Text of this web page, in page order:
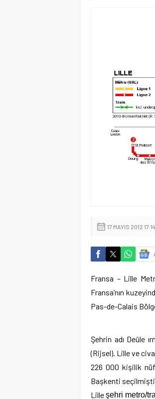
17 MAYIS 2012 17:14
Fransa – Lille
Fransa’nın
Pas-de-Calais
Şehrin adı Deûle
(Rijsel). Lille ve
226 000 kişilik
Başkenti
Lilleşehri metro/